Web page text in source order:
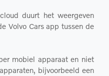
duurt het weergeven
Volvo Cars app tussen de
mobiel apparaat en niet
bijvoorbeeld een